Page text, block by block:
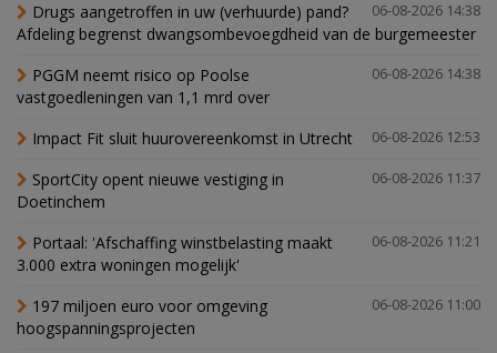
06-08-2026 14:38
Drugs aangetroffen in uw (verhuurde) pand?
Afdeling begrenst dwangsombevoegdheid van de burgemeester
06-08-2026 14:38
PGGM neemt risico op Poolse
vastgoedleningen van 1,1 mrd over
06-08-2026 12:53
Impact Fit sluit huurovereenkomst in Utrecht
06-08-2026 11:37
SportCity opent nieuwe vestiging in
Doetinchem
06-08-2026 11:21
Portaal: 'Afschaffing winstbelasting maakt
3.000 extra woningen mogelijk'
06-08-2026 11:00
197 miljoen euro voor omgeving
hoogspanningsprojecten